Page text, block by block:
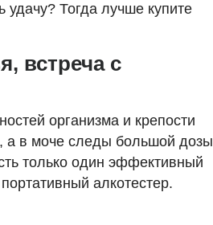
Тогда лучше купите
встреча с
организма и крепости
а в моче следы большой дозы
только один эффективный
алкотестер.